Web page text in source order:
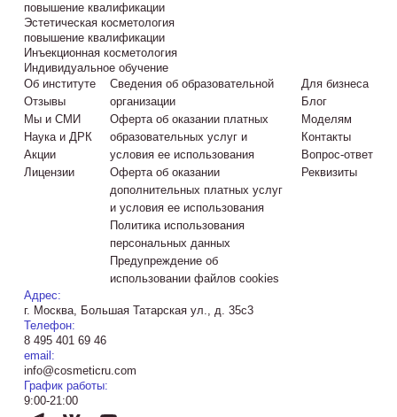
повышение квалификации
Эстетическая косметология
повышение квалификации
Инъекционная косметология
Индивидуальное обучение
Об институте
Отзывы
Мы и СМИ
Наука и ДРК
Акции
Лицензии
Сведения об образовательной
организации
Оферта об оказании платных
образовательных услуг и
условия ее использования
Оферта об оказании
дополнительных платных услуг
и условия ее использования
Политика использования
персональных данных
Предупреждение об
использовании файлов cookies
Для бизнеса
Блог
Моделям
Контакты
Вопрос-ответ
Реквизиты
Адрес:
г. Москва, Большая Татарская ул., д. 35с3
Телефон:
8 495 401 69 46
email:
info@cosmeticru.com
График работы:
9:00-21:00